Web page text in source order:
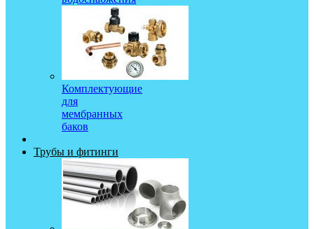
Комплектующие
для
мембранных
баков
Трубы и фитинги